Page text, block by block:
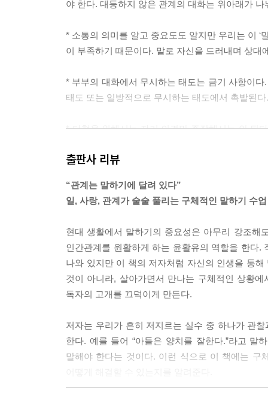
야 한다. 대등하지 않은 관계의 대화는 위아래가
* 소통의 의미를 알고 중요도도 알지만 우리는 이 ‘
이 부족하기 때문이다. 말로 자신을 드러내며 상
* 부부의 대화에서 무시하는 태도는 금기 사항이
태도 또는 일방적으로 무시하는 태도에서 촉발된
* 타협을 위해서는 자기 의견만 주장해서는 안 된
아야 한다. 상대가 핸드폰이나 시계를 힐끗 보거
라. 사실은 당신이 말을 잘할 줄 몰라서 생긴 감정
* 우리는 안타깝게도 태어나는 순간부터 남들에게
하거나 공격적으로 저항한다. 그러나 내향적인
시간이 되면 이를 되새기며 상처받는다.
* 내향적인 사람들에게도 자신들만의 장점이 있
시대, 가벼워지는 인간관계에서 내향적 성격이
로 가꾸면 된다.
출판사 리뷰
“관계는 말하기에 달려 있다”
일, 사랑, 관계가 술술 풀리는 구체적인 말하기 수업
현대 생활에서 말하기의 중요성은 아무리 강조해
인간관계를 원활하게 하는 윤활유의 역할을 한다
나와 있지만 이 책의 저자처럼 자신의 인생을 통
것이 아니라, 살아가면서 만나는 구체적인 상황
독자의 고개를 끄덕이게 만든다.
저자는 우리가 흔히 저지르는 실수 중 하나가 관
한다. 예를 들어 “아들은 양치를 잘한다.”라고 말
말해야 한다는 것이다. 이런 식으로 이 책에는 구